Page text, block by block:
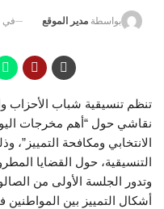
بواسطة مدير الموقع في
تنظم تنسيقية شباب الأحزاب
نقاشي حول “أهم مخرجات
الانتخابي ومكافحة التمييز”،
التنسيقية، حول القضايا
وتدور الجلسة الأولى من
أشكال التمييز بين